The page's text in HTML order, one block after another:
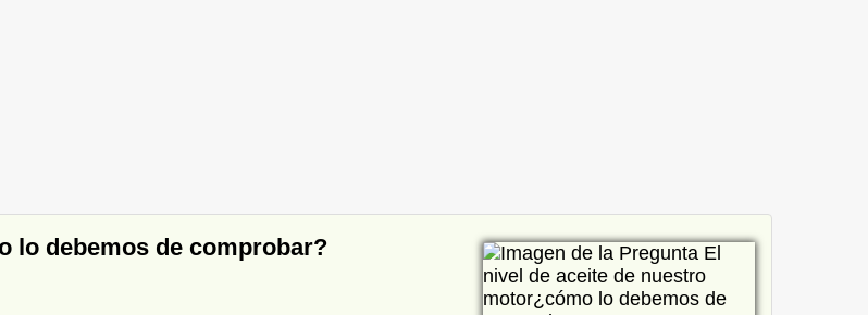
lo debemos de comprobar?